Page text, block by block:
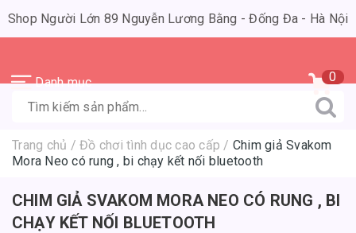
Shop Người Lớn 89 Nguyễn Lương Bằng - Đống Đa - Hà Nội
Danh mục 0
Trang chủ / Đồ chơi tình dục cao cấp / Chim giả Svakom
Mora Neo có rung , bi chạy kết nối bluetooth
CHIM GIẢ SVAKOM MORA NEO CÓ RUNG , BI
CHẠY KẾT NỐI BLUETOOTH